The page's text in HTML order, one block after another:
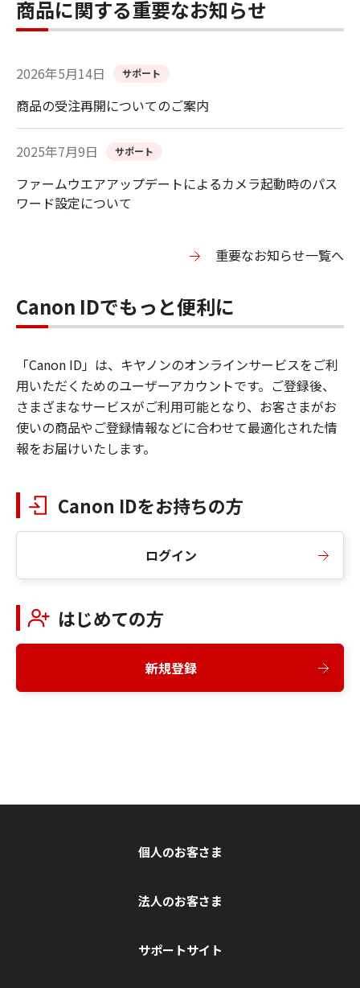
商品に関する重要なお知らせ
2026年5月14日 サポート
商品の受注再開についてのご案内
2025年7月9日 サポート
ファームウエアアップデートによるカメラ起動時のパス
ワード設定について
重要なお知らせ一覧へ
Canon IDでもっと便利に
「Canon ID」は、キヤノンのオンラインサービスをご利
用いただくためのユーザーアカウントです。ご登録後、
さまざまなサービスがご利用可能となり、お客さまがお
使いの商品やご登録情報などに合わせて最適化された情
報をお届けいたします。
Canon IDをお持ちの方
ログイン
はじめての方
新規登録
個人のお客さま
法人のお客さま
サポートサイト